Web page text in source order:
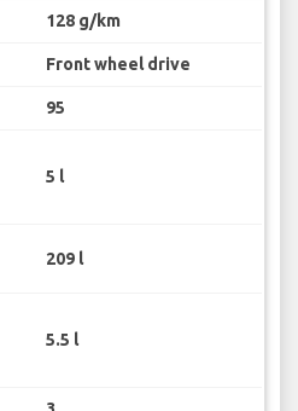
128 g/km
Front wheel drive
95
5 l
209 l
5.5 l